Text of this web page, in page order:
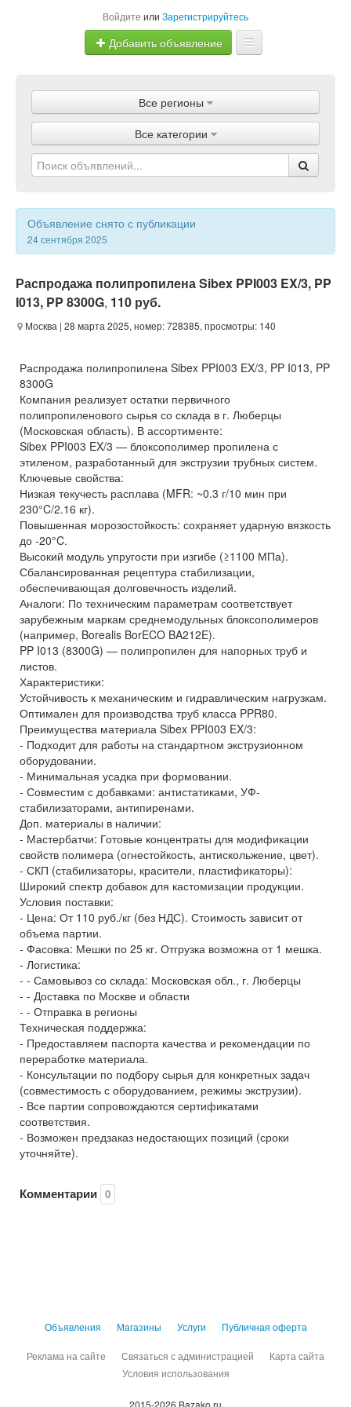
Войдите или Зарегистрируйтесь
Добавить объявление
Объявления
Магазины
Услуги
Статьи
Все регионы
Все категории
Объявление снято с публикации
24 сентября 2025
Распродажа полипропилена Sibex PPI003 EX/3, PP
I013, PP 8300G, 110 руб.
Москва | 28 марта 2025, номер: 728385, просмотры: 140
Распродажа полипропилена Sibex PPI003 EX/3, PP I013, PP
8300G
Компания реализует остатки первичного
полипропиленового сырья со склада в г. Люберцы
(Московская область). В ассортименте:
Sibex PPI003 EX/3 — блоксополимер пропилена с
этиленом, разработанный для экструзии трубных систем.
Ключевые свойства:
Низкая текучесть расплава (MFR: ~0.3 г/10 мин при
230°C/2.16 кг).
Повышенная морозостойкость: сохраняет ударную вязкость
до -20°C.
Высокий модуль упругости при изгибе (≥1100 МПа).
Сбалансированная рецептура стабилизации,
обеспечивающая долговечность изделий.
Аналоги: По техническим параметрам соответствует
зарубежным маркам среднемодульных блоксополимеров
(например, Borealis BorECO BA212E).
PP I013 (8300G) — полипропилен для напорных труб и
листов.
Характеристики:
Устойчивость к механическим и гидравлическим нагрузкам.
Оптимален для производства труб класса PPR80.
Преимущества материала Sibex PPI003 EX/3:
- Подходит для работы на стандартном экструзионном
оборудовании.
- Минимальная усадка при формовании.
- Совместим с добавками: антистатиками, УФ-
стабилизаторами, антипиренами.
Доп. материалы в наличии:
- Мастербатчи: Готовые концентраты для модификации
свойств полимера (огнестойкость, антискольжение, цвет).
- СКП (стабилизаторы, красители, пластификаторы):
Широкий спектр добавок для кастомизации продукции.
Условия поставки:
- Цена: От 110 руб./кг (без НДС). Стоимость зависит от
объема партии.
- Фасовка: Мешки по 25 кг. Отгрузка возможна от 1 мешка.
- Логистика:
- - Самовывоз со склада: Московская обл., г. Люберцы
- - Доставка по Москве и области
- - Отправка в регионы
Техническая поддержка:
- Предоставляем паспорта качества и рекомендации по
переработке материала.
- Консультации по подбору сырья для конкретных задач
(совместимость с оборудованием, режимы экструзии).
- Все партии сопровождаются сертификатами
соответствия.
- Возможен предзаказ недостающих позиций (сроки
уточняйте).
Комментарии 0
Объявления Магазины Услуги Публичная оферта
Реклама на сайте Связаться с администрацией
Карта сайта
Условия использования
2015-2026 Bazako.ru